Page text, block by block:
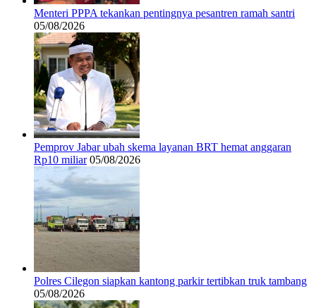
Menteri PPPA tekankan pentingnya pesantren ramah santri
05/08/2026
Pemprov Jabar ubah skema layanan BRT hemat anggaran
Rp10 miliar 05/08/2026
Polres Cilegon siapkan kantong parkir tertibkan truk tambang
05/08/2026